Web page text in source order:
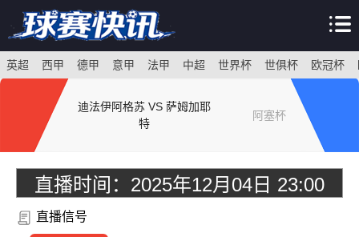
英超 西甲 德甲 意甲 法甲 中超 世界杯 世俱杯 欧冠杯
迪法伊阿格苏 VS 萨姆加耶
特
阿塞杯
直播时间： 2025年12月04日 23:00
直播信号